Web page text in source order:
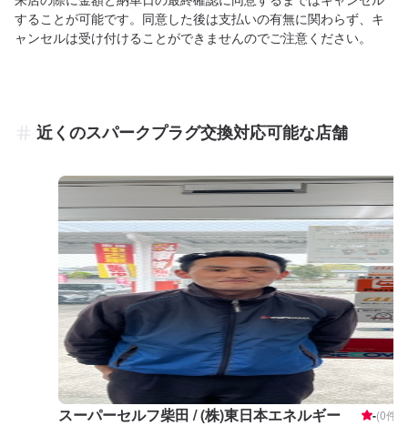
することが可能です。同意した後は支払いの有無に関わらず、キ
ャンセルは受け付けることができませんのでご注意ください。
近くのスパークプラグ交換対応可能な店舗
スーパーセルフ柴田 / (株)東日本エネルギー -(0件)